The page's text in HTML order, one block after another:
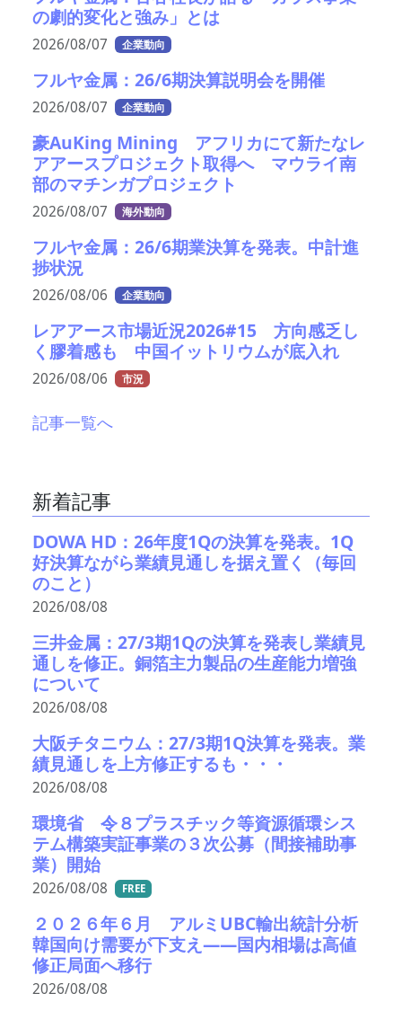
の劇的変化と強み」とは
2026/08/07 企業動向
フルヤ金属：26/6期決算説明会を開催
2026/08/07 企業動向
豪AuKing Mining アフリカにて新たなレ
アアースプロジェクト取得へ マウライ南
部のマチンガプロジェクト
2026/08/07 海外動向
フルヤ金属：26/6期業決算を発表。中計進
捗状況
2026/08/06 企業動向
レアアース市場近況2026#15 方向感乏し
く膠着感も 中国イットリウムが底入れ
2026/08/06 市況
記事一覧へ
新着記事
DOWA HD：26年度1Qの決算を発表。1Q
好決算ながら業績見通しを据え置く（毎回
のこと）
2026/08/08
三井金属：27/3期1Qの決算を発表し業績見
通しを修正。銅箔主力製品の生産能力増強
について
2026/08/08
大阪チタニウム：27/3期1Q決算を発表。業
績見通しを上方修正するも・・・
2026/08/08
環境省 令８プラスチック等資源循環シス
テム構築実証事業の３次公募（間接補助事
業）開始
2026/08/08 FREE
２０２６年６月 アルミUBC輸出統計分析
韓国向け需要が下支え――国内相場は高値
修正局面へ移行
2026/08/08